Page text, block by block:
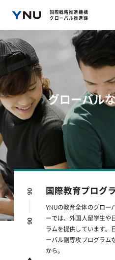
国際戦略推進機構
グローバル推進課
グローバル
06
01
03
04
06
国際教育プログ
YNUの教育全体のグロー
ーでは、外国人留学生や
ラムを提供しています。
ーバル副専攻プログラム
から。